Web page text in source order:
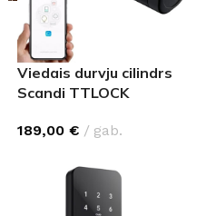
Viedais durvju cilindrs
Scandi TTLOCK
189,00 € gab.